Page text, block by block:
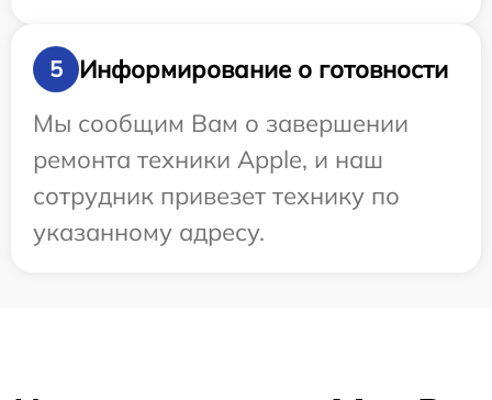
5
Информирование о готовности
Мы сообщим Вам о завершении
ремонта техники Apple, и наш
сотрудник привезет технику по
указанному адресу.